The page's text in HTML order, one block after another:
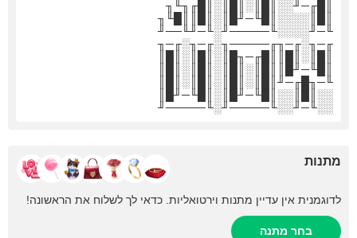
║█╓─╜░░║█║░║█║░║█╓╖╙╖
║█║░░░░║█╙─╜█║░║█║║█╙╖
╙─╜░░░░╙─────╜░╙─╜╙──╜
╓─╖░╓─╖╓─────╖░╓─╖░╓─╖
║█║░║█║║█╓─╖█║░║█║░║█║
║█╙─╜█║║█║░║█║░║█║░║█║
╙─╖█╓─╜║█║░║█║░║█║░║█║
░░║█║░░║█╙─╜█║░║█╙─╜█║
░░╙─╜░░╙─────╜░╙─────╜
מתנות
לדוגמנית אין עדיין מתנות וירטואליות. כדאי לך לשלוח את הראשונה!
בחר מתנה